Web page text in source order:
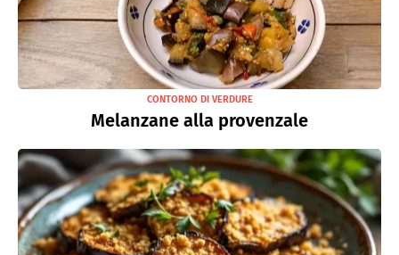
CONTORNO DI VERDURE
Melanzane alla provenzale